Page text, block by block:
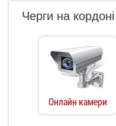
Черги на кордоні
Онлайн камери